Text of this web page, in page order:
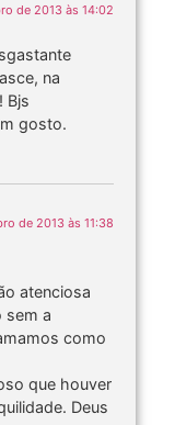
de 2013 às 14:02
na
Bjs
gosto.
de 2013 às 11:38
atenciosa
sem a
como
que houver
Deus